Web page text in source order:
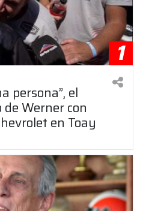
1
persona”, el
Werner con
en Toay